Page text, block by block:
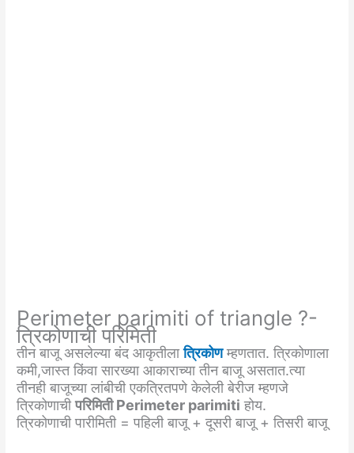
Perimeter parimiti of triangle ?-
त्रिकोणाची परिमिती
तीन बाजू असलेल्या बंद आकृतीलात्रिकोणम्हणतात. त्रिकोणाला
कमी,जास्त किंवा सारख्या आकाराच्या तीन बाजू असतात.त्या
तीनही बाजूच्या लांबीची एकत्रितपणे केलेली बेरीज म्हणजे
त्रिकोणाचीपरिमिती Perimeter parimiti होय.
त्रिकोणाची पारीमिती = पहिली बाजू + दूसरी बाजू + तिसरी बाजू